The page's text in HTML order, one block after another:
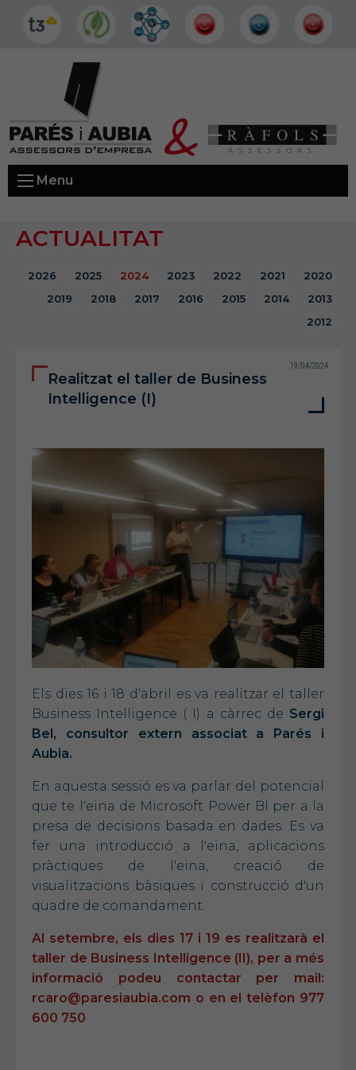
Menu
ACTUALITAT
2026 2025 2024 2023 2022 2021
2020
2019
2018 2017 2016 2015 2014
2013
2012
Realitzat el taller de Business
Intelligence (I)
19/04/2024
Els dies 16 i 18 d'abril es va realitzar el taller
Business Intelligence ( I) a càrrec de Sergi
Bel, consultor extern associat a Parés i
Aubia.
En aquesta sessió es va parlar del potencial
que te l'eina de Microsoft Power BI per a la
presa de decisions basada en dades. Es va
fer una introducció a l'eina, aplicacions
pràctiques de l'eina, creació de
visualitzacions bàsiques i construcció d'un
quadre de comandament.
Al setembre, els dies 17 i 19 es realitzarà el
taller de Business Intelligence (II), per a més
informació podeu contactar per mail:
rcaro@paresiaubia.com o en el telèfon 977
600 750